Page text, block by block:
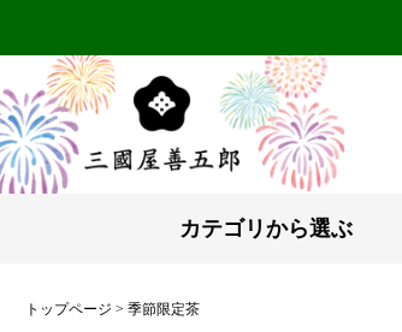
カテゴリから選ぶ
トップページ 季節限定茶